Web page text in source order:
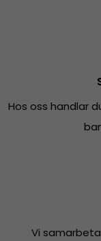
Hos oss handlar
Vi